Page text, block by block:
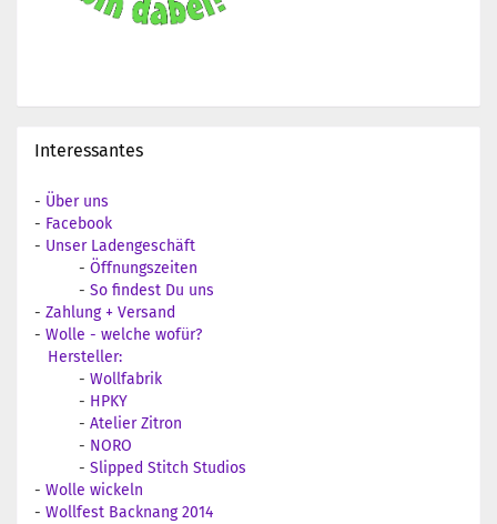
Interessantes
- Über uns
- Facebook
- Unser Ladengeschäft
- Öffnungszeiten
- So findest Du uns
- Zahlung + Versand
- Wolle - welche wofür?
Hersteller:
- Wollfabrik
- HPKY
- Atelier Zitron
- NORO
- Slipped Stitch Studios
- Wolle wickeln
- Wollfest Backnang 2014